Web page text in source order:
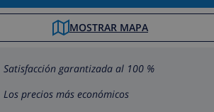
MOSTRAR MAPA
Satisfacción garantizada al 100 %
Los precios más económicos